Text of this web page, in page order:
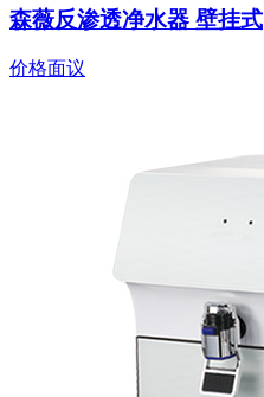
森薇反渗透净水器 壁挂式
价格面议